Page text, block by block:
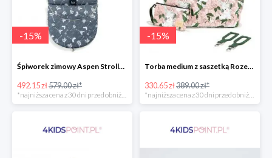
-15%
Śpiworek zimowy Aspen Stroller Bag Combo Boho Royal Arrows Dark & Rafaello La Millou -15%
492.15 zł579.00 zł*
*najniższa cena z 30 dni przed obniżką
-15%
Torba medium z saszetką Rozenek Lady Peony Premium Zip La Millou -15%
330.65 zł389.00 zł*
*najniższa cena z 30 dni przed obniżką